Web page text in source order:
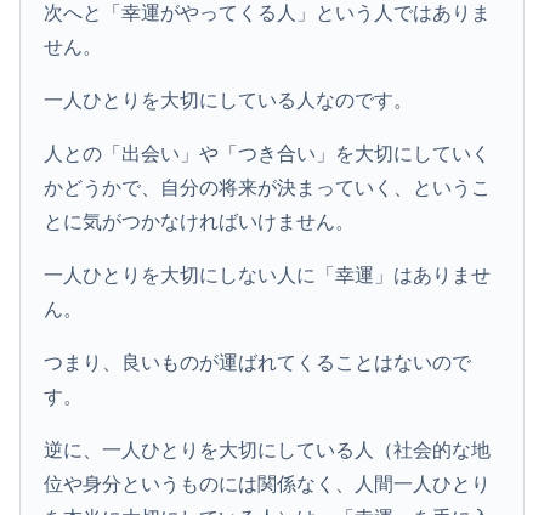
次へと「幸運がやってくる人」という人ではありま
せん。
一人ひとりを大切にしている人なのです。
人との「出会い」や「つき合い」を大切にしていく
かどうかで、自分の将来が決まっていく、というこ
とに気がつかなければいけません。
一人ひとりを大切にしない人に「幸運」はありませ
ん。
つまり、良いものが運ばれてくることはないので
す。
逆に、一人ひとりを大切にしている人（社会的な地
位や身分というものには関係なく、人間一人ひとり